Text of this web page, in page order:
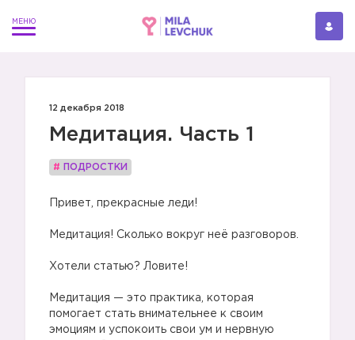
12 декабря 2018
Медитация. Часть 1
# ПОДРОСТКИ
Привет, прекрасные леди!
Медитация! Сколько вокруг неё разговоров.
Хотели статью? Ловите!
Медитация — это практика, которая
помогает стать внимательнее к своим
эмоциям и успокоить свои ум и нервную